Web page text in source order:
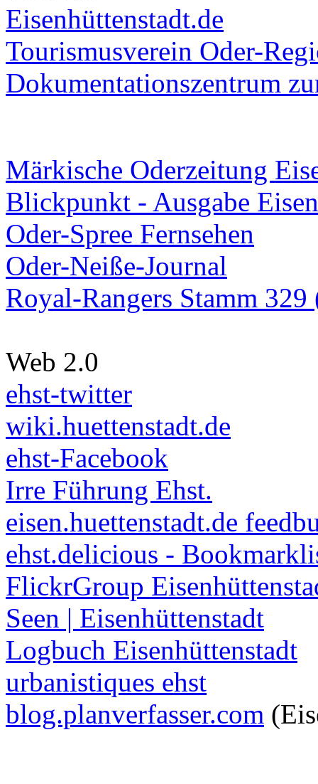
Eisenhüttenstadt.de
Tourismusverein Oder-
Dokumentationszentrum
Märkische Oderzeitung
Blickpunkt - Ausgabe
Oder-Spree Fernsehen
Oder-Neiße-Journal
Royal-Rangers Stamm
Web 2.0
ehst-twitter
wiki.huettenstadt.de
ehst-Facebook
Irre Führung Ehst.
eisen.huettenstadt.de
ehst.delicious -
FlickrGroup
Seen | Eisenhüttenstadt
Logbuch Eisenhüttenstadt
urbanistiques ehst
blog.planverfasser.com